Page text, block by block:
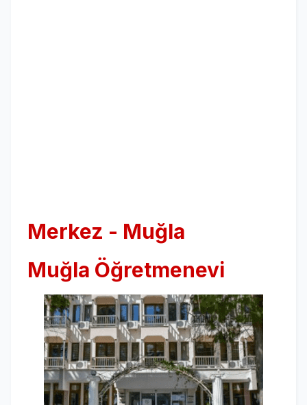
Merkez - Muğla
Muğla Öğretmenevi